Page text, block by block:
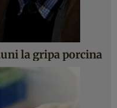
la gripa porcina